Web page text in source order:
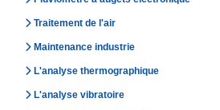
Traitement de l'air
Maintenance industrie
L'analyse thermographique
L'analyse vibratoire